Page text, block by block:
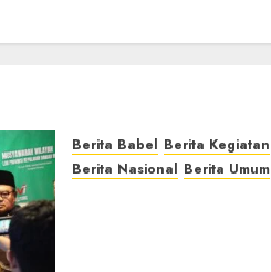
Berita Babel Berita Kegiatan
Berita Nasional Berita Umum